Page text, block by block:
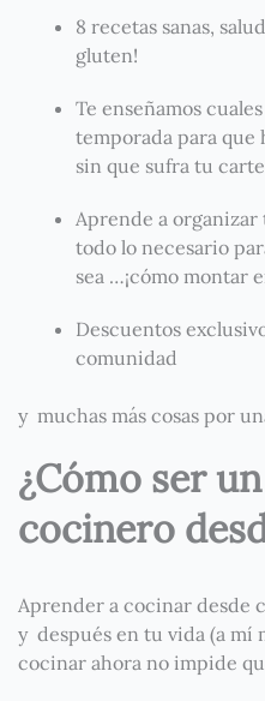
8 recetas sanas,
gluten!
Te enseñamos
temporada para que
sin que sufra tu
Aprende a
todo lo necesario
sea …¡cómo montar
Descuentos
comunidad
y muchas más cosas por
¿Cómo ser
cocinero
Aprender a cocinar desde
y después en tu vida (a mí
cocinar ahora no impide